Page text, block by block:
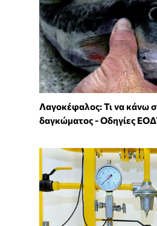
Λαγοκέφαλος: Τι να κάνω
δαγκώματος - Οδηγίες